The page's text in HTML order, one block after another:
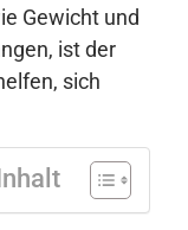
Gewicht und
ist der
sich